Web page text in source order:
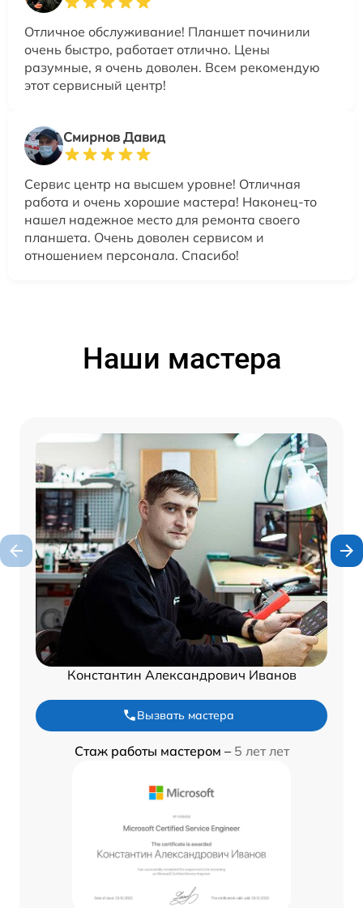
Отличное обслуживание! Планшет починили
очень быстро, работает отлично. Цены
разумные, я очень доволен. Всем рекомендую
этот сервисный центр!
Смирнов Давид
Сервис центр на высшем уровне! Отличная
работа и очень хорошие мастера! Наконец-то
нашел надежное место для ремонта своего
планшета. Очень доволен сервисом и
отношением персонала. Спасибо!
Наши мастера
Константин Александрович Иванов
Вызвать мастера
Стаж работы мастером – 5 лет лет